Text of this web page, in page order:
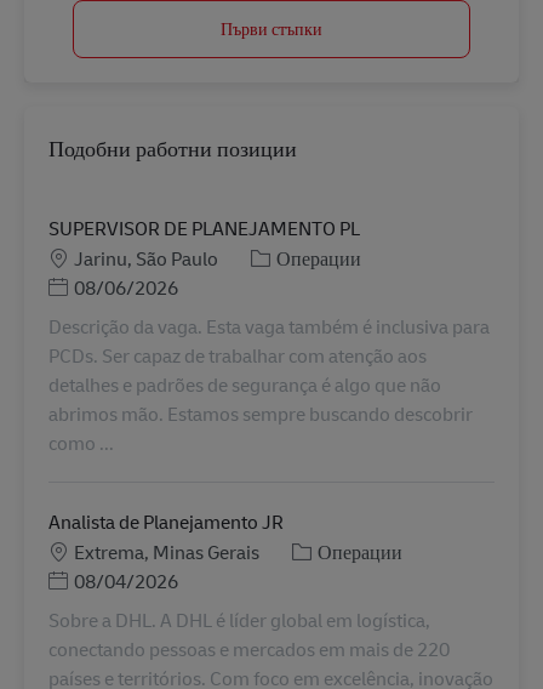
Първи стъпки
Подобни работни позиции
SUPERVISOR DE PLANEJAMENTO PL
Местоположение
Jarinu, São Paulo Категория
Операции
Posted Date
08/06/2026
Descrição da vaga. Esta vaga também é inclusiva para
PCDs. Ser capaz de trabalhar com atenção aos
detalhes e padrões de segurança é algo que não
abrimos mão. Estamos sempre buscando descobrir
como ...
Analista de Planejamento JR
Местоположение
Extrema, Minas Gerais Категория
Операции
Posted Date
08/04/2026
Sobre a DHL. A DHL é líder global em logística,
conectando pessoas e mercados em mais de 220
países e territórios. Com foco em excelência, inovação